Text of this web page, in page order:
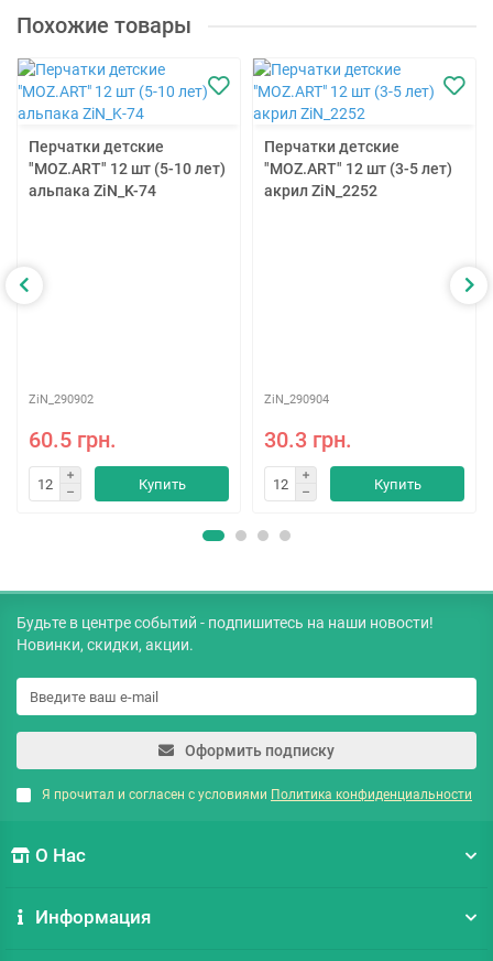
Похожие товары
Перчатки детские
"MOZ.ART" 12 шт (5-10 лет)
альпака ZiN_K-74
ZiN_290902
60.5 грн.
Купить
Перчатки детские
"MOZ.ART" 12 шт (3-5 лет)
акрил ZiN_2252
ZiN_290904
30.3 грн.
Купить
Будьте в центре событий - подпишитесь на наши новости!
Новинки, скидки, акции.
Оформить подписку
Я прочитал и согласен с условиями Политика конфиденциальности
О Нас
Информация